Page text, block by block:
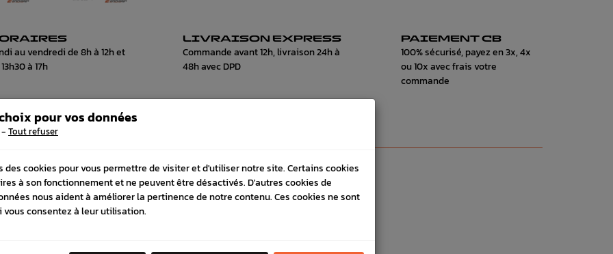
au vendredi de 8h à 12h et
à 17h
LIVRAISON EXPRESS
Commande avant 12h, livraison 24h à
48h avec DPD
PAIEMENT CB
100% sécurisé, payez en 3x, 4x
ou 10x avec frais votre
commande
pour vos données
- Tout refuser
des cookies pour vous permettre de visiter et d'utiliser notre site. Certains cookies
à son fonctionnement et ne peuvent être désactivés. D'autres cookies de
nous aident à améliorer la pertinence de notre contenu. Ces cookies ne sont
vous consentez à leur utilisation.